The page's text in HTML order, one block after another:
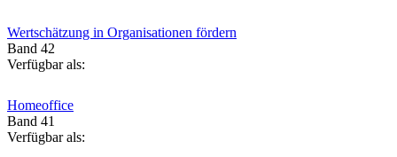
Wertschätzung in Organisationen fördern
Band 42
Verfügbar als:
Homeoffice
Band 41
Verfügbar als: